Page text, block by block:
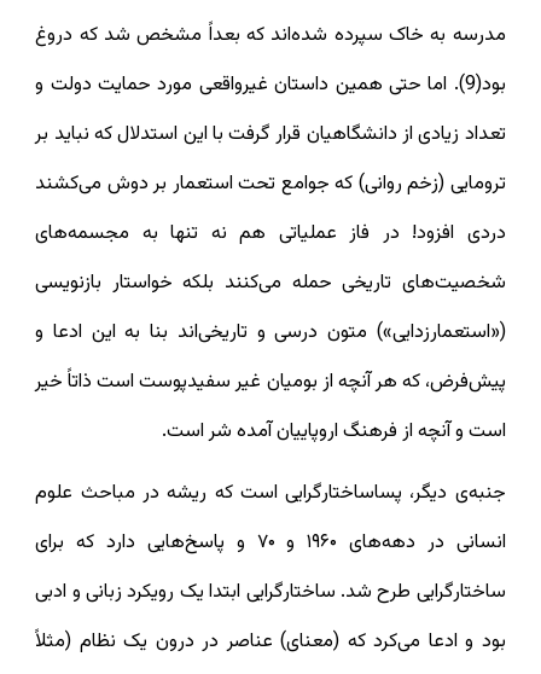
مدرسه به خاک سپرده شده‌اند که بعداً مشخص شد که دروغ
بود(9). اما حتی همین داستان غیرواقعی مورد حمایت دولت و
تعداد زیادی از دانشگاهیان قرار گرفت با این استدلال که نباید بر
ترومایی (زخم روانی) که جوامع تحت استعمار بر دوش می‌کشند
دردی افزود! در فاز عملیاتی هم نه تنها به مجسمه‌های
شخصیت‌های تاریخی حمله می‌کنند بلکه خواستار بازنویسی
(«استعمارزدایی») متون درسی و تاریخی‌اند بنا به این ادعا و
پیش‌فرض، که هر آنچه از بومیان غیر سفیدپوست است ذاتاً خیر
است و آنچه از فرهنگ اروپاییان آمده شر است.
جنبه‌ی دیگر، پساساختارگرایی است که ریشه در مباحث علوم
انسانی در دهه‌های ۱۹۶۰ و ۷۰ و پاسخ‌هایی دارد که برای
ساختارگرایی طرح شد. ساختارگرایی ابتدا یک رویکرد زبانی و ادبی
بود و ادعا می‌کرد که (معنای) عناصر در درون یک نظام (مثلاً